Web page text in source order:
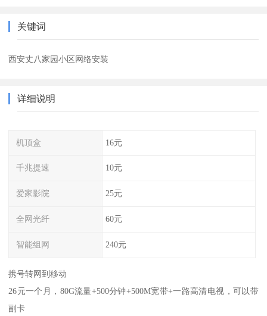
关键词
西安丈八家园小区网络安装
详细说明
机顶盒 16元
千兆提速 10元
爱家影院 25元
全网光纤 60元
智能组网 240元
携号转网到移动
26元一个月，80G流量+500分钟+500M宽带+一路高清电视，可以带
副卡